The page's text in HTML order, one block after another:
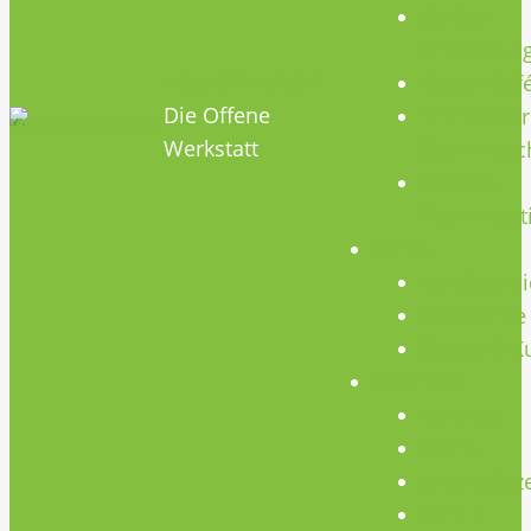
Die Offene
Werkstatt
Repair
CNC Kurse
Schweiß-